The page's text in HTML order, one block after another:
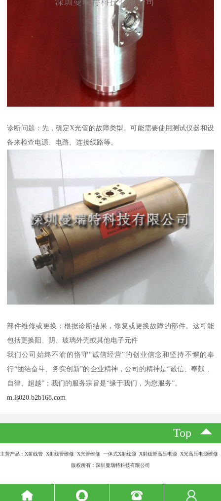
诊断问题：先，确定X光管的故障类型。可能需要使用测试仪器和设
备来检查电源、电路、连接线路等。
部件维修或更换：根据诊断结果，修复或更换故障的部件。这可能
包括更换阳、阴、玻璃外壳或其他电子元件
我们公司始终不渝的恪守“诚信经营”的创业信念和坚持不懈的奉
行“团结奋斗、务实创新”的企业精神，公司的精神是“诚信、奉献 、
自律、超越”；我们的服务宗旨是“缘于我们，为您服务”。
m.ls020.b2b168.com
Top
主营产品：X射线管 X射线管维修 X光管维修 一体式X射线源 X射线管高压电源 X光高压电源维修
版权所有：深圳曼瑞特科技有限公司